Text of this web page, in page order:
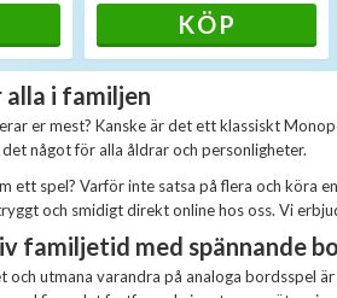
KÖP
i familjen
er mest? Kanske är det ett klassiskt
något för alla åldrar och personligheter.
ett spel? Varför inte satsa på flera och köra
och smidigt direkt online hos oss. Vi
familjetid med spännande
och utmana varandra på analoga bordsspel